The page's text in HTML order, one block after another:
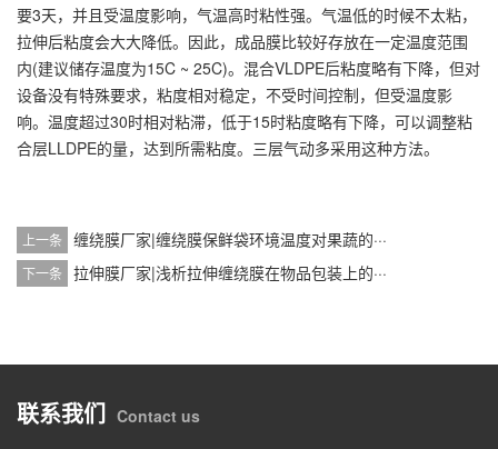
要3天，并且受温度影响，气温高时粘性强。气温低的时候不太粘，
拉伸后粘度会大大降低。因此，成品膜比较好存放在一定温度范围
内(建议储存温度为15C ~ 25C)。混合VLDPE后粘度略有下降，但对
设备没有特殊要求，粘度相对稳定，不受时间控制，但受温度影
响。温度超过30时相对粘滞，低于15时粘度略有下降，可以调整粘
合层LLDPE的量，达到所需粘度。三层气动多采用这种方法。
上一条 缠绕膜厂家|缠绕膜保鲜袋环境温度对果蔬的···
下一条 拉伸膜厂家|浅析拉伸缠绕膜在物品包装上的···
联系我们 Contact us